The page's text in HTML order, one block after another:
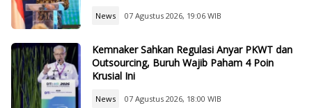
News 07 Agustus 2026, 19:06 WIB
Kemnaker Sahkan Regulasi Anyar PKWT dan
Outsourcing, Buruh Wajib Paham 4 Poin
Krusial Ini
News 07 Agustus 2026, 18:00 WIB